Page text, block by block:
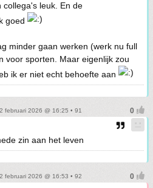
collega's leuk. En de
goed
minder gaan werken (werk nu full
voor sporten. Maar eigenlijk zou
ik er niet echt behoefte aan
februari 2026 @ 16:25 • 91
zin aan het leven
februari 2026 @ 16:53 • 92